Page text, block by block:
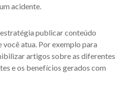
acidente.
publicar conteúdo
você atua. Por exemplo para
artigos sobre as diferentes
e os benefícios gerados com